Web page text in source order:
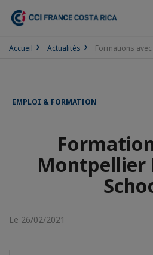
Accueil Actualités Formations
EMPLOI & FORMATION
Montpellier
Le 26/02/2021